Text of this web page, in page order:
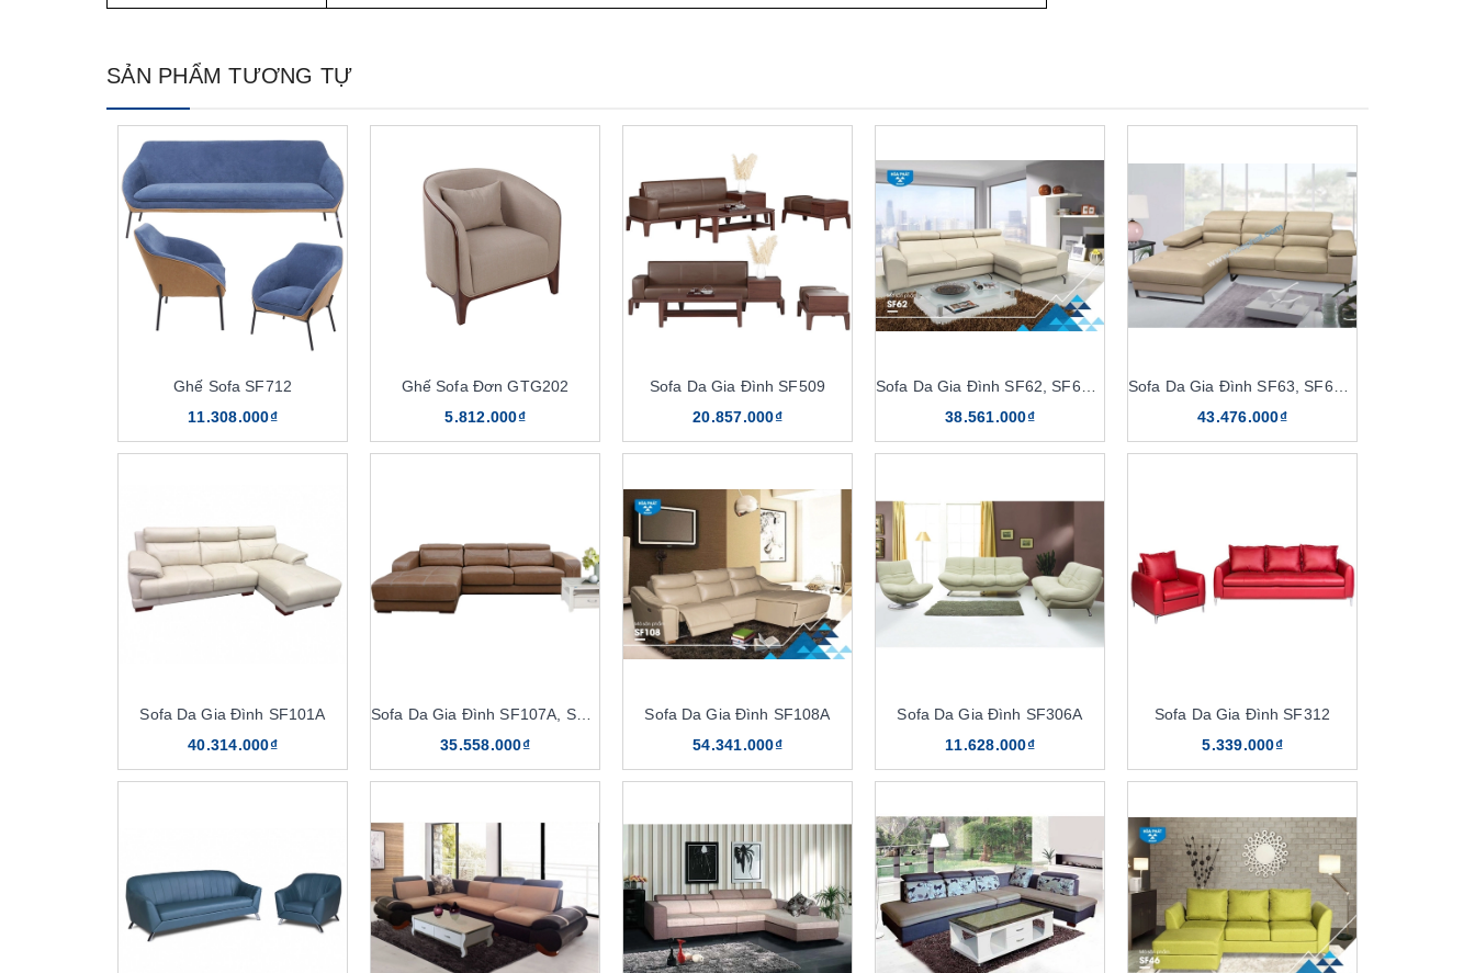
SẢN PHẨM TƯƠNG TỰ
Ghế Sofa SF712
11.308.000₫
Ghế Sofa Đơn GTG202
5.812.000₫
Sofa Da Gia Đình SF509
20.857.000₫
Sofa Da Gia Đình SF62, SF62-4
38.561.000₫
Sofa Da Gia Đình SF63, SF63-4
43.476.000₫
Sofa Da Gia Đình SF101A
40.314.000₫
Sofa Da Gia Đình SF107A, SF107A-4
35.558.000₫
Sofa Da Gia Đình SF108A
54.341.000₫
Sofa Da Gia Đình SF306A
11.628.000₫
Sofa Da Gia Đình SF312
5.339.000₫